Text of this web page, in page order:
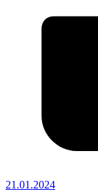
21.01.2024